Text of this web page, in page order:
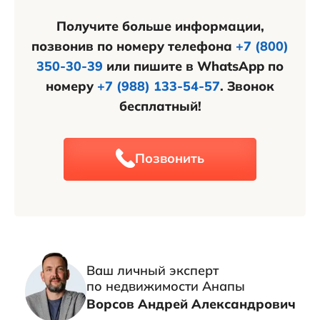
Получите больше информации,
позвонив по номеру телефона +7 (800)
350-30-39 или пишите в WhatsApp по
номеру +7 (988) 133-54-57. Звонок
бесплатный!
Позвонить
Ваш личный эксперт
по недвижимости Анапы
Ворсов Андрей Александрович